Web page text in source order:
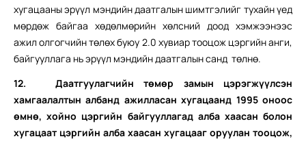
хугацааны эрүүл мэндийн даатгалын шимтгэлийг тухайн үед
мөрдөж байгаа хөдөлмөрийн хөлсний доод хэмжээнээс
ажил олгогчийн төлөх буюу 2.0 хувиар тооцож цэргийн анги,
байгууллага нь эрүүл мэндийн даатгалын санд төлнө.
12. Даатгуулагчийн төмөр замын цэрэгжүүлсэн
хамгаалалтын албанд ажилласан хугацаанд 1995 оноос
өмнө, хойно цэргийн байгууллагад алба хаасан болон
хугацаат цэргийн алба хаасан хугацааг оруулан тооцож,